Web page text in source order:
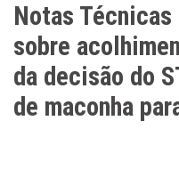
Notas
sobre
da decisão do
de maconha